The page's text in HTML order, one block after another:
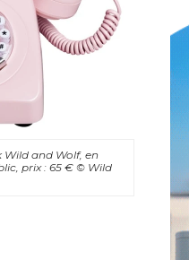
and Wolf, en
prix : 65 € © Wild